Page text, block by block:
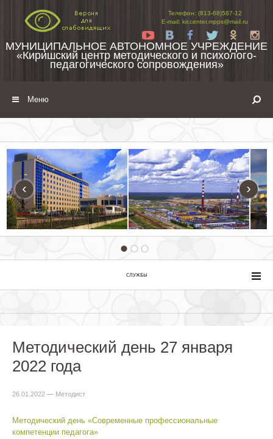
Телефон: (813-68)587-12
E-mail: kir.center.mpps@mail.ru
Yt
Tw
МУНИЦИПАЛЬНОЕ АВТОНОМНОЕ УЧРЕЖДЕНИЕ
«Киришский центр методического и психолого-
педагогического сопровождения»
Меню
‹ ›
СЛУЖБЫ
Методический день 27 января
2022 года
26.01.2022 — Методист
Методический день «Современные профессиональные
компетенции педагога»